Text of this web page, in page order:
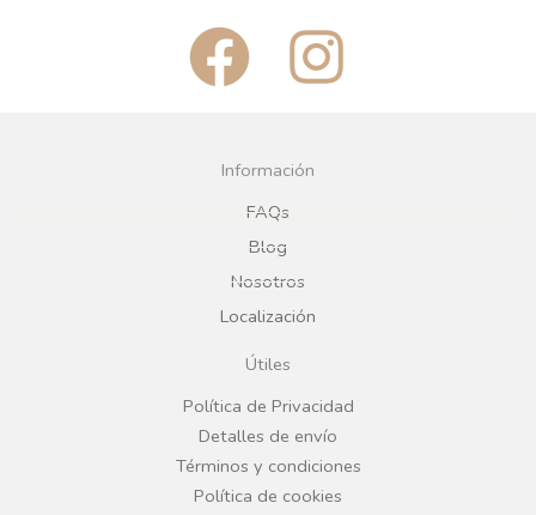
F
a
c
e
b
o
o
k
I
n
g
r
a
Información
FAQs
Blog
Nosotros
Localización
Útiles
Política de Privacidad
Detalles de envío
Términos y condiciones
Política de cookies